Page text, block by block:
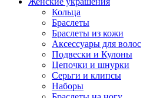
Кольца
Браслеты
Браслеты из кожи
Аксессуары для волос
Подвески и Кулоны
Цепочки и шнурки
Серьги и клипсы
Наборы